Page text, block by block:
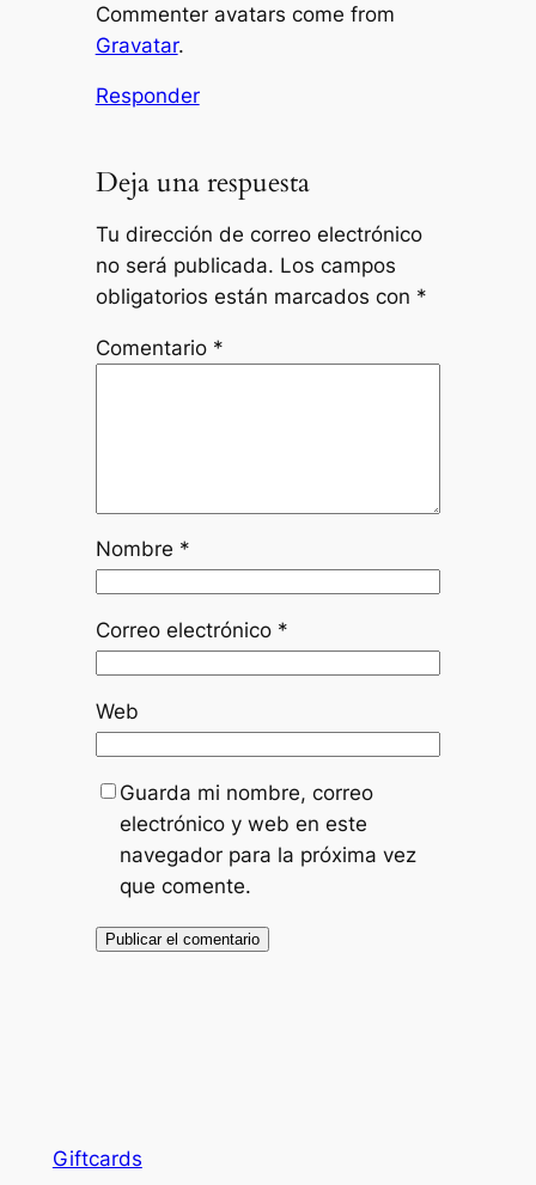
Commenter avatars come from
Gravatar.
Responder
Deja una respuesta
Tu dirección de correo electrónico
no será publicada. Los campos
obligatorios están marcados con *
Comentario *
Nombre *
Correo electrónico *
Web
Guarda mi nombre, correo
electrónico y web en este
navegador para la próxima vez
que comente.
Giftcards